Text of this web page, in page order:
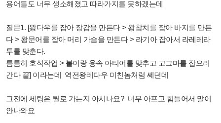
용어들도 너무 생소해졌고 따라가지를 못하겠는데
질문1. [왕다우를 잡아 장갑을 만든다 > 왕참치를 잡아 바지를 만든
다 > 왕문어를 잡아 머리 가슴을 만든다 > 라기아 잡아서 라레레라
투를 맞춘다.
틈틈히 호석작업 > 불이랑 용속 아티어를 맞추고 고그마를 잡으러
간다 끝] 이라는데 역전왕레다우 미친놈처럼 쎄던데
그전에 세팅은 뭘로 가는지 아시나요? 너무 아프고 힘들어서 말이
안나와요